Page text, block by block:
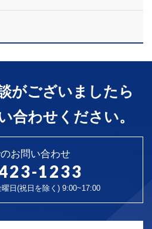
がございましたら
合わせください。
お問い合わせ
1233
日(祝日を除く) 9:00~17:00